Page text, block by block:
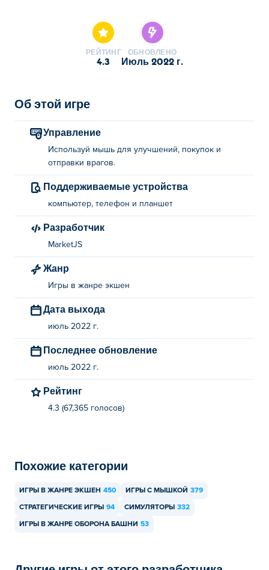
категории Симуляторы.
РЕЙТИНГ
4.3
ОБНОВЛЕНО
июль 2022 г.
Об этой игре
Управление
Используй мышь для улучшений, покупок и
отправки врагов.
Поддерживаемые устройства
компьютер, телефон и планшет
Разработчик
MarketJS
Жанр
Игры в жанре экшен
Дата выхода
июль 2022 г.
Последнее обновление
июль 2022 г.
Рейтинг
4.3 (67,365 голосов)
Похожие категории
ИГРЫ В ЖАНРЕ ЭКШЕН 450 ИГРЫ С МЫШКОЙ 379
СТРАТЕГИЧЕСКИЕ ИГРЫ 94 СИМУЛЯТОРЫ 332
ИГРЫ В ЖАНРЕ ОБОРОНА БАШНИ 53